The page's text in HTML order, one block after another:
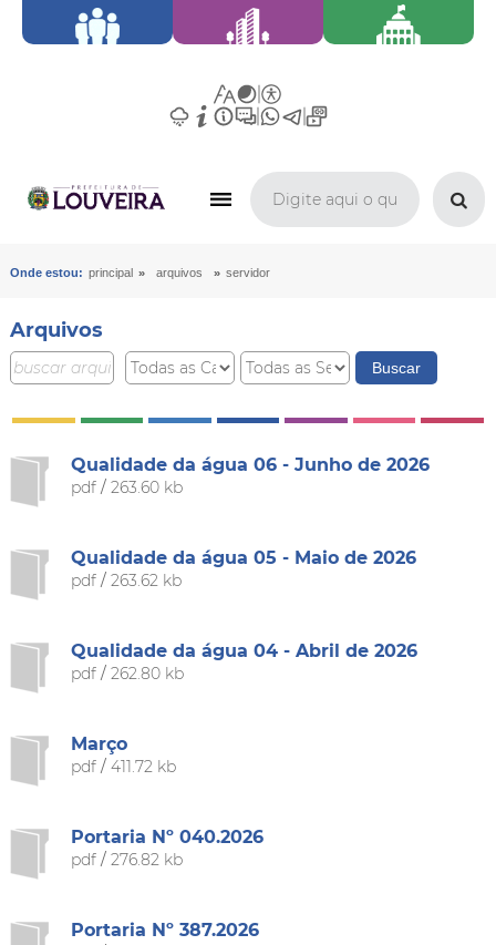
Onde estou: principal » arquivos » servidor
Arquivos
Qualidade da água 06 - Junho de 2026
pdf/ 263.60 kb
Qualidade da água 05 - Maio de 2026
pdf/ 263.62 kb
Qualidade da água 04 - Abril de 2026
pdf/ 262.80 kb
Março
pdf/ 411.72 kb
Portaria Nº 040.2026
pdf/ 276.82 kb
Portaria Nº 387.2026